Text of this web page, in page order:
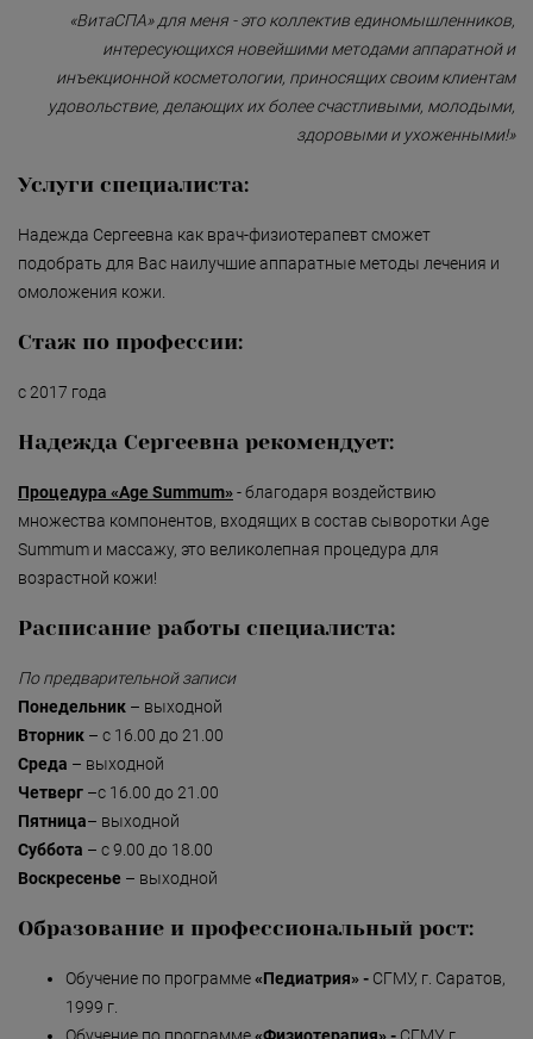
«ВитаСПА» для меня - это коллектив единомышленников,
интересующихся новейшими методами аппаратной и
инъекционной косметологии, приносящих своим клиентам
удовольствие, делающих их более счастливыми, молодыми,
здоровыми и ухоженными!»
Услуги специалиста:
Надежда Сергеевна как врач-физиотерапевт сможет
подобрать для Вас наилучшие аппаратные методы лечения и
омоложения кожи.
Стаж по профессии:
с 2017 года
Надежда Сергеевна рекомендует:
Процедура «Age Summum»- благодаря воздействию
множества компонентов, входящих в состав сыворотки Age
Summum и массажу, это великолепная процедура для
возрастной кожи!
Расписание работы специалиста:
По предварительной записи
Понедельник – выходной
Вторник – с 16.00 до 21.00
Среда – выходной
Четверг –с 16.00 до 21.00
Пятница– выходной
Суббота – с 9.00 до 18.00
Воскресенье – выходной
Образование и профессиональный рост:
Обучение по программе«Педиатрия» - СГМУ, г. Саратов,
1999 г.
Обучение по программе«Физиотерапия» - СГМУ, г.
«Роман с камнем»
«Магия массажа»
«Шоколадный Релакс»
«Кедровый рай»